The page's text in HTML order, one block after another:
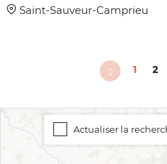
Saint-Sauveur-Camprieu
1 2
Actualiser la